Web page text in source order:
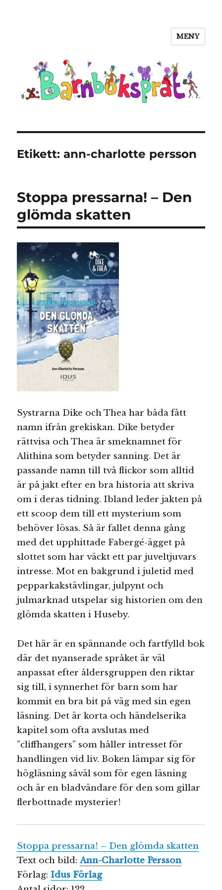
MENY
Etikett:ann-charlotte persson
Stoppa pressarna! – Den
glömda skatten
Systrarna Dike och Thea har båda fått
namn ifrån grekiskan. Dike betyder
rättvisa och Thea är smeknamnet för
Alithina som betyder sanning. Det är
passande namn till två flickor som alltid
är på jakt efter en bra historia att skriva
om i deras tidning. Ibland leder jakten på
ett scoop dem till ett mysterium som
behöver lösas. Så är fallet denna gång
med det upphittade Fabergé-ägget på
slottet som har väckt ett par juveltjuvars
intresse. Mot en bakgrund i juletid med
pepparkakstävlingar, julpynt och
julmarknad utspelar sig historien om den
glömda skatten i Huseby.
Det här är en spännande och fartfylld bok
där det nyanserade språket är väl
anpassat efter åldersgruppen den riktar
sig till, i synnerhet för barn som har
kommit en bra bit på väg med sin egen
läsning. Det är korta och händelserika
kapitel som ofta avslutas med
”cliffhangers” som håller intresset för
handlingen vid liv. Boken lämpar sig för
högläsning såväl som för egen läsning
och är en bladvändare för den som gillar
flerbottnade mysterier!
Stoppa pressarna! – Den glömda skatten
Text och bild:Ann-Charlotte Persson
Förlag: Idus Förlag